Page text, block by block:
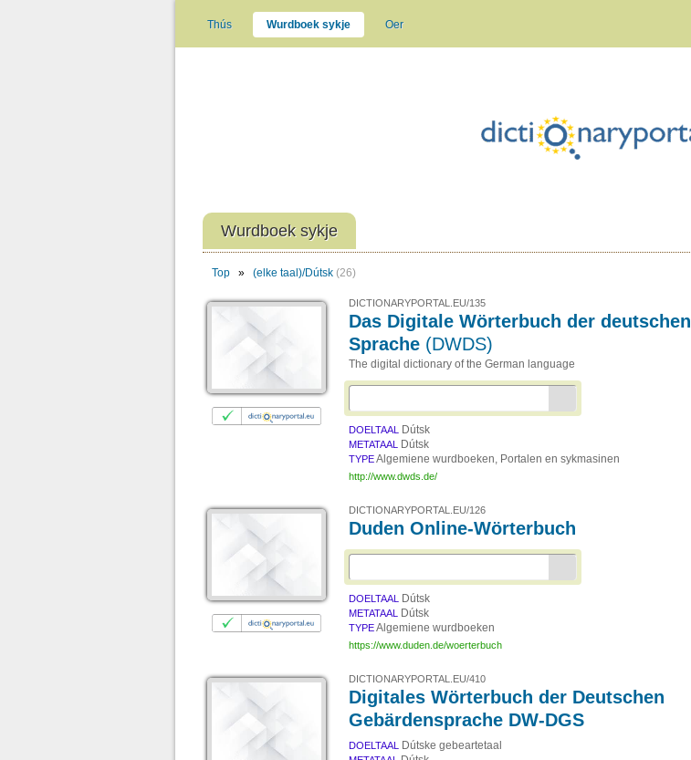
Thús Wurdboek sykje Oer
Wurdboek sykje
Top » (elke taal)/Dútsk (26)
DICTIONARYPORTAL.EU/135
Das Digitale Wörterbuch der deutschen
Sprache (DWDS)
The digital dictionary of the German language
DOELTAAL Dútsk
METATAAL Dútsk
TYPEAlgemiene wurdboeken, Portalen en sykmasinen
http://www.dwds.de/
DICTIONARYPORTAL.EU/126
Duden Online-Wörterbuch
DOELTAAL Dútsk
METATAAL Dútsk
TYPEAlgemiene wurdboeken
https://www.duden.de/woerterbuch
DICTIONARYPORTAL.EU/410
Digitales Wörterbuch der Deutschen
Gebärdensprache DW-DGS
DOELTAAL Dútske gebeartetaal